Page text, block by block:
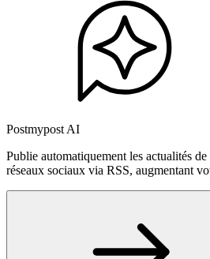
Postmypost AI
Publie automatiquement les actualités
réseaux sociaux via RSS, augmentant